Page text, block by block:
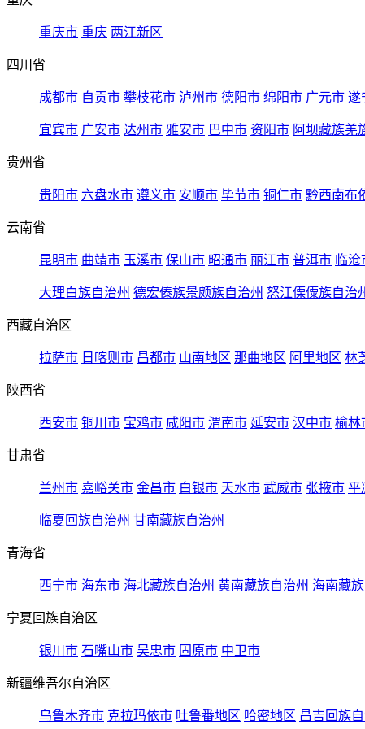
重庆市 重庆 两江新区
四川省
成都市 自贡市 攀枝花市 泸州市 德阳市 绵阳市 广元市 遂
宜宾市 广安市 达州市 雅安市 巴中市 资阳市 阿坝藏族羌
贵州省
贵阳市 六盘水市 遵义市 安顺市 毕节市 铜仁市 黔西南布
云南省
昆明市 曲靖市 玉溪市 保山市 昭通市 丽江市 普洱市 临沧
大理白族自治州 德宏傣族景颇族自治州 怒江傈僳族自治
西藏自治区
拉萨市 日喀则市 昌都市 山南地区 那曲地区 阿里地区 林
陕西省
西安市 铜川市 宝鸡市 咸阳市 渭南市 延安市 汉中市 榆林
甘肃省
兰州市 嘉峪关市 金昌市 白银市 天水市 武威市 张掖市 平
临夏回族自治州 甘南藏族自治州
青海省
西宁市 海东市 海北藏族自治州 黄南藏族自治州 海南藏
宁夏回族自治区
银川市 石嘴山市 吴忠市 固原市 中卫市
新疆维吾尔自治区
乌鲁木齐市 克拉玛依市 吐鲁番地区 哈密地区 昌吉回族